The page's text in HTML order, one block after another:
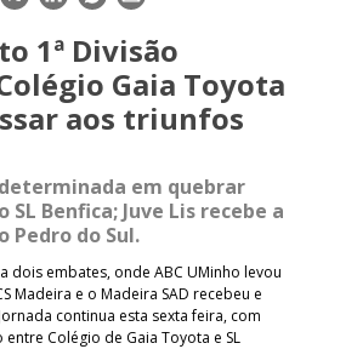
1ª Divisão
Gaia Toyota
aos triunfos
em quebrar
Benfica; Juve Lis recebe a
Pedro do Sul.
dois embates, onde ABC UMinho levou
Madeira e o Madeira SAD recebeu e
continua esta sexta feira, com
Colégio de Gaia Toyota e SL